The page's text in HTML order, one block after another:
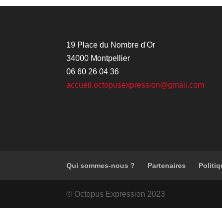
19 Place du Nombre d'Or
34000 Montpellier
06 60 26 04 36
accueil.octopusexpression@gmail.com
Qui sommes-nous ? Partenaires
© Octopus Expression 2023